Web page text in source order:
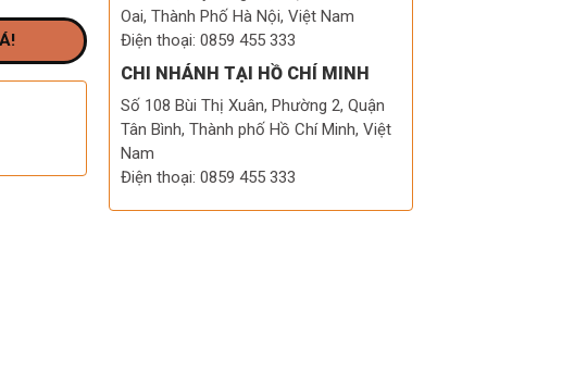
Oai, Thành Phố Hà Nội, Việt Nam
Điện thoại: 0859 455 333
CHI NHÁNH TẠI HỒ CHÍ MINH
Số 108 Bùi Thị Xuân, Phường 2, Quận
Tân Bình, Thành phố Hồ Chí Minh, Việt
Nam
Điện thoại: 0859 455 333